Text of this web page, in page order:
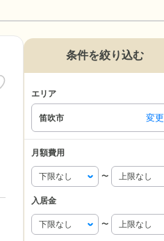
条件を絞り込む
エリア
笛吹市 変更
月額費用
〜
入居金
〜